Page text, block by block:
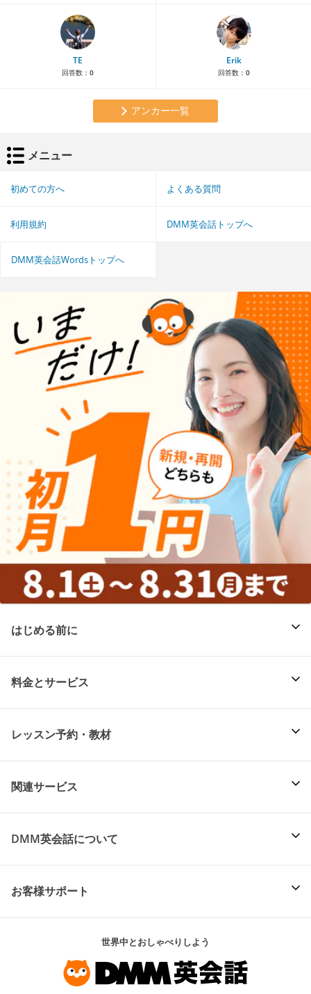
TE
回答数： 0
Erik
回答数： 0
アンカー一覧
メニュー
初めての方へ よくある質問
利用規約 DMM英会話トップへ
DMM英会話Wordsトップへ
はじめる前に
料金とサービス
レッスン予約・教材
関連サービス
DMM英会話について
お客様サポート
世界中とおしゃべりしよう